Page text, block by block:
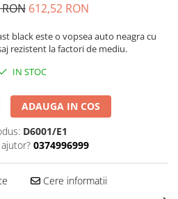
612,52 RON
black este o vopsea auto neagra cu
rezistent la factori de mediu.
IN STOC
ADAUGA IN COS
D6001/E1
0374996999
Cere informatii